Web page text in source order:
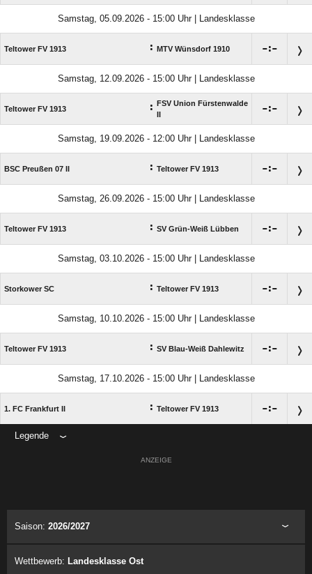
Samstag, 05.09.2026 - 15:00 Uhr | Landesklasse
Teltower FV 1913 : MTV Wünsdorf 1910 :
Samstag, 12.09.2026 - 15:00 Uhr | Landesklasse
Teltower FV 1913 :
FSV Union Fürstenwalde
:
Samstag, 19.09.2026 - 12:00 Uhr | Landesklasse
BSC Preußen 07 II : Teltower FV 1913 :
Samstag, 26.09.2026 - 15:00 Uhr | Landesklasse
Teltower FV 1913 : SV Grün-Weiß Lübben :
Samstag, 03.10.2026 - 15:00 Uhr | Landesklasse
Storkower SC : Teltower FV 1913 :
Samstag, 10.10.2026 - 15:00 Uhr | Landesklasse
Teltower FV 1913 : SV Blau-Weiß Dahlewitz :
Samstag, 17.10.2026 - 15:00 Uhr | Landesklasse
1. FC Frankfurt II : Teltower FV 1913 :
Legende
ANZEIGE
Saison: 2026/2027
Wettbewerb: Landesklasse Ost